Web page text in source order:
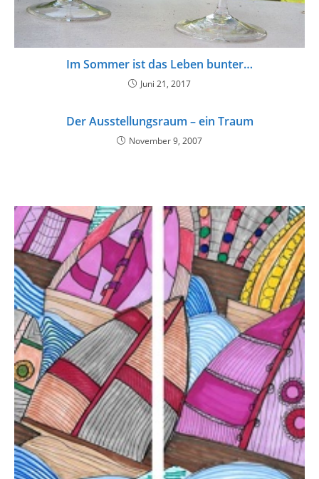
Im Sommer ist das Leben bunter…
Juni 21, 2017
Der Ausstellungsraum – ein Traum
November 9, 2007